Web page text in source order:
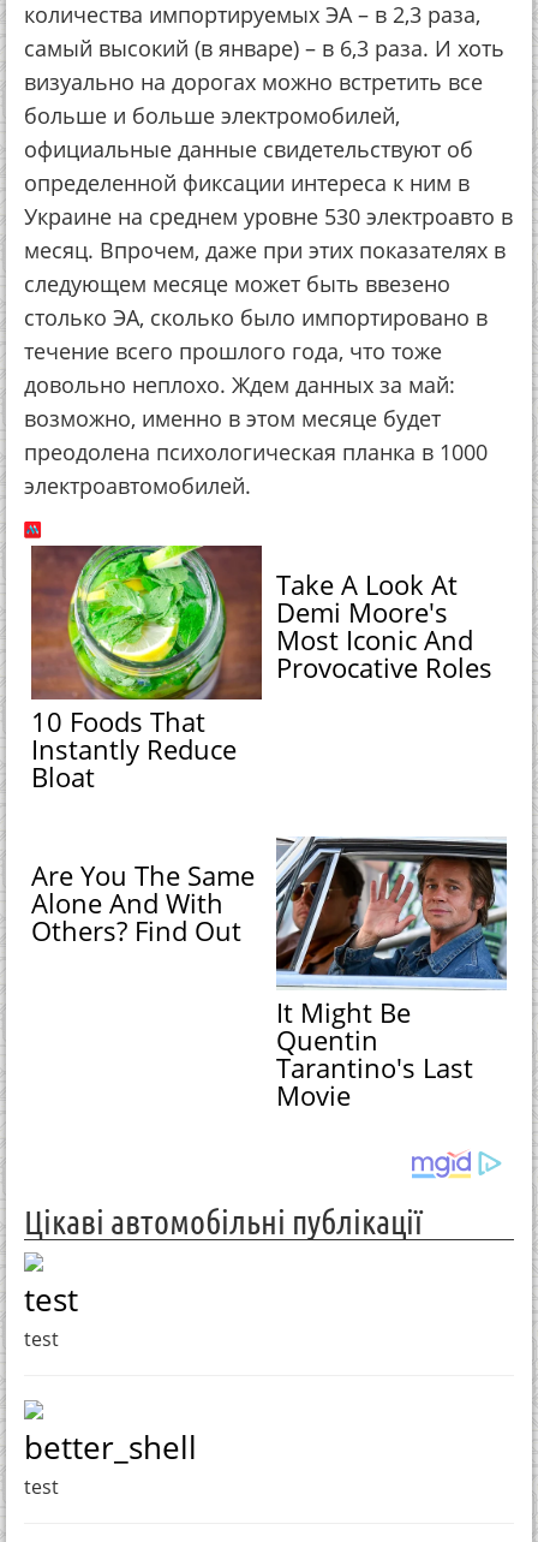
количества импортируемых ЭА – в 2,3 раза,
самый высокий (в январе) – в 6,3 раза. И хоть
визуально на дорогах можно встретить все
больше и больше электромобилей,
официальные данные свидетельствуют об
определенной фиксации интереса к ним в
Украине на среднем уровне 530 электроавто в
месяц. Впрочем, даже при этих показателях в
следующем месяце может быть ввезено
столько ЭА, сколько было импортировано в
течение всего прошлого года, что тоже
довольно неплохо. Ждем данных за май:
возможно, именно в этом месяце будет
преодолена психологическая планка в 1000
электроавтомобилей.
10 Foods That
Instantly Reduce
Bloat
Take A Look At
Demi Moore's
Most Iconic And
Provocative Roles
Are You The Same
Alone And With
Others? Find Out
It Might Be
Quentin
Tarantino's Last
Movie
Цікаві автомобільні публікації
test
test
better_shell
test